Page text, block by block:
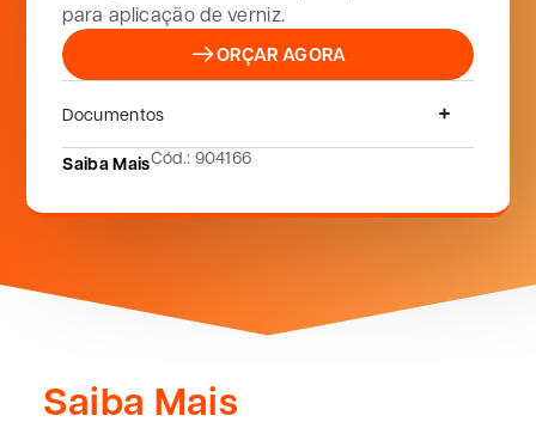
para aplicação de verniz.
ORÇAR AGORA
Documentos
Saiba MaisCód.: 904166
Saiba Mais